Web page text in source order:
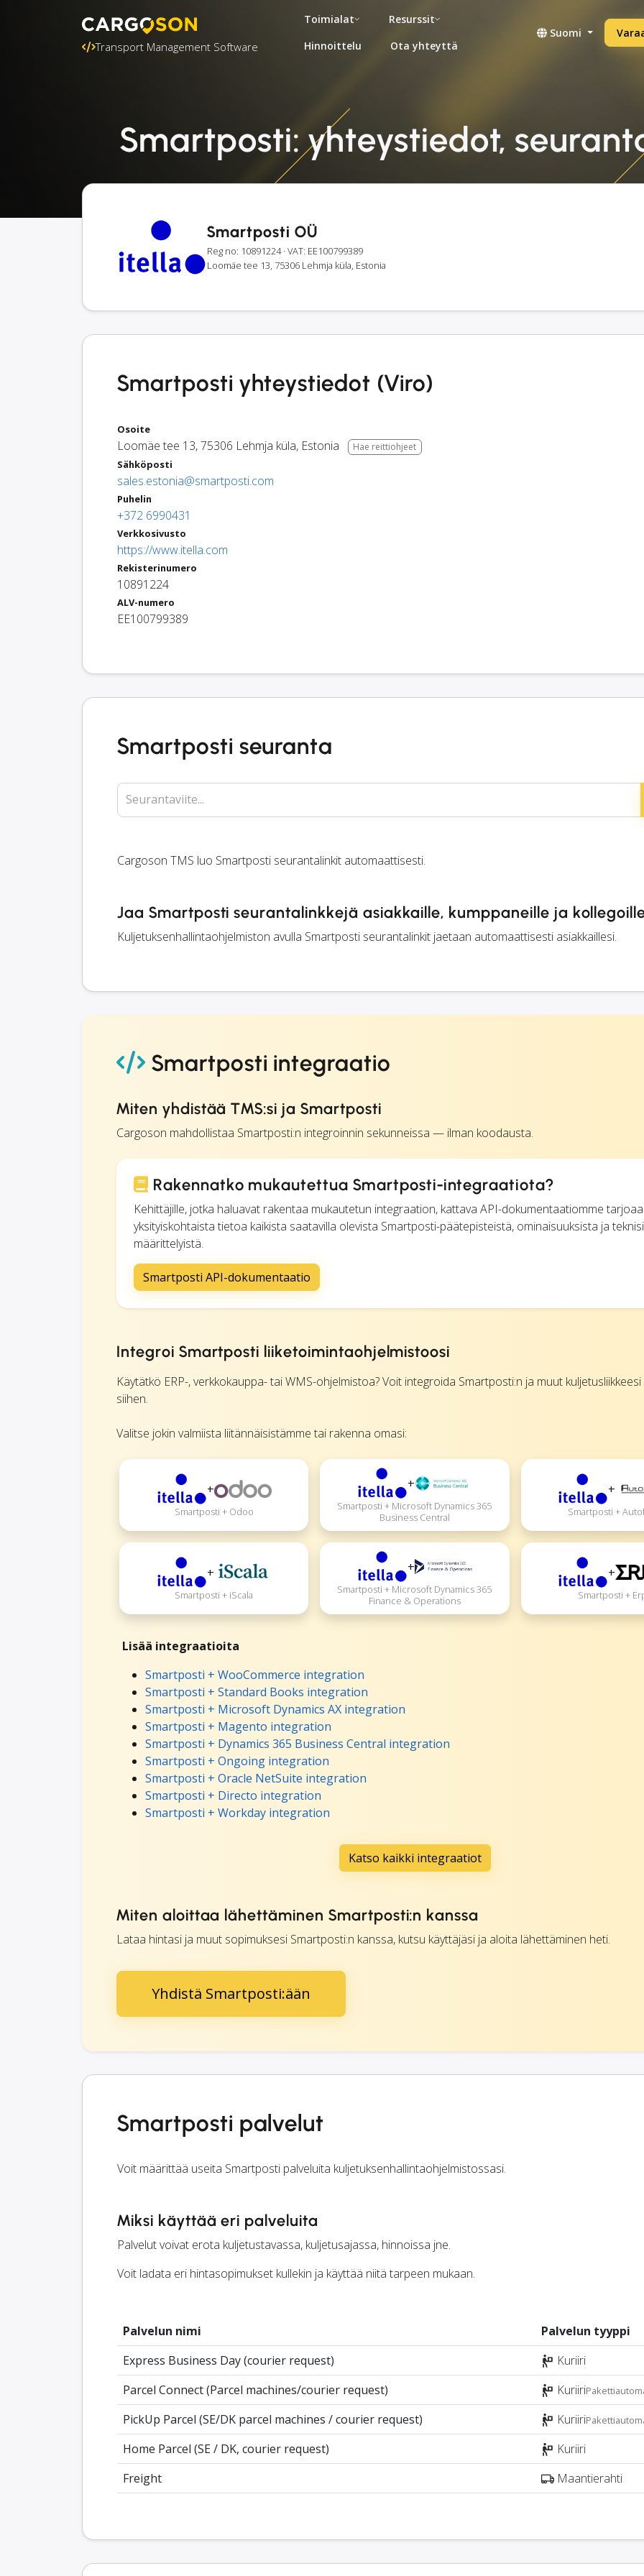
Transport Management Software
Toimialat
Resurssit
Hinnoittelu
Ota yhteyttä
Suomi
Smartposti: yhteystiedot,
Smartposti OÜ
Reg no: 10891224 · VAT: EE100799389
Loomäe tee 13, 75306 Lehmja küla, Estonia
Smartposti yhteystiedot (Viro)
Osoite
Loomäe tee 13,75306 Lehmja küla, Estonia Hae reittiohjeet
Sähköposti
sales.estonia@smartposti.com
Puhelin
+372 6990431
Verkkosivusto
https://www.itella.com
Rekisterinumero
10891224
ALV-numero
EE100799389
Smartposti seuranta
Seurantaviite...
Cargoson TMS luo Smartposti seurantalinkit automaattisesti.
Jaa Smartposti seurantalinkkejä asiakkaille, kumppaneille ja
Kuljetuksenhallintaohjelmiston avulla Smartposti seurantalinkit jaetaan automaattisesti asiakkaillesi.
Smartposti integraatio
Miten yhdistää TMS:si ja Smartposti
Cargoson mahdollistaa Smartposti:n integroinnin sekunneissa — ilman koodausta.
Rakennatko mukautettua Smartposti-integraatiota?
Kehittäjille, jotka haluavat rakentaa mukautetun integraation, kattava API-dokumentaatiomme tarjoaa
yksityiskohtaista tietoa kaikista saatavilla olevista Smartposti-päätepisteistä, ominaisuuksista ja
määrittelyistä.
Smartposti API-dokumentaatio
Integroi Smartposti liiketoimintaohjelmistoosi
Käytätkö ERP-, verkkokauppa- tai WMS-ohjelmistoa? Voit integroida Smartposti:n ja muut
siihen.
Valitse jokin valmiista liitännäisistämme tai rakenna omasi:
+
Smartposti + Odoo
+
Smartposti + Microsoft Dynamics 365
Business Central
+
Smartposti +
+
Smartposti + iScala
+
Smartposti + Microsoft Dynamics 365
Finance & Operations
+
Smartposti +
Lisää integraatioita
Smartposti + WooCommerce integration
Smartposti + Standard Books integration
Smartposti + Microsoft Dynamics AX integration
Smartposti + Magento integration
Smartposti + Dynamics 365 Business Central integration
Smartposti + Ongoing integration
Smartposti + Oracle NetSuite integration
Smartposti + Directo integration
Smartposti + Workday integration
Katso kaikki integraatiot
Miten aloittaa lähettäminen Smartposti:n kanssa
Lataa hintasi ja muut sopimuksesi Smartposti:n kanssa, kutsu käyttäjäsi ja aloita lähettäminen heti.
Yhdistä Smartposti:ään
Smartposti palvelut
Voit määrittää useita Smartposti palveluita kuljetuksenhallintaohjelmistossasi.
Miksi käyttää eri palveluita
Palvelut voivat erota kuljetustavassa, kuljetusajassa, hinnoissa jne.
Voit ladata eri hintasopimukset kullekin ja käyttää niitä tarpeen mukaan.
Palvelun nimi
Palvelun tyyppi
Express Business Day (courier request)
Kuriiri
Parcel Connect (Parcel machines/courier request)
Kuriiri
PickUp Parcel (SE/DK parcel machines / courier request) Kuriiri
Home Parcel (SE / DK, courier request)
Kuriiri
Freight
Maantierahti